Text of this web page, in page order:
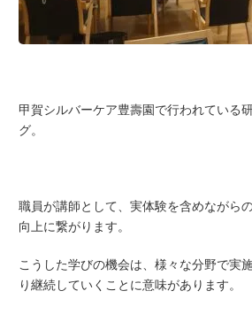
甲賀シルバーケア豊壽園で行われている
グ。
職員が講師として、実体験を含めながら
向上に繋がります。
こうした学びの機会は、様々な分野で実
り継続していくことに意味があります。